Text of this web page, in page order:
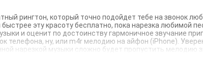
рингтон, который точно подойдет тебе на звонок
эту красоту бесплатно, пока нарезка любимой
и оценит по достоинству гармоничное звучание
телефона, ну, или m4r мелодию на айфон (iPhone).
нарезкой музыки сложно будет пропустить мелодию